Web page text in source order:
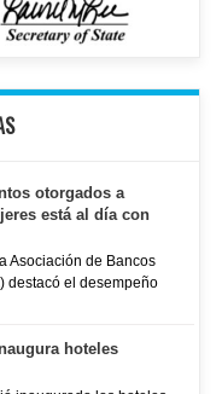
otorgados a
está al día con
Asociación de Bancos
destacó el desempeño
hoteles